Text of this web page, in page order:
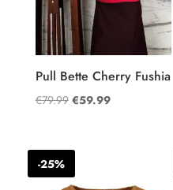
Pull Bette Cherry Fushia
€79.99 Oorspronkelijke
€59.99Huidige
-25%